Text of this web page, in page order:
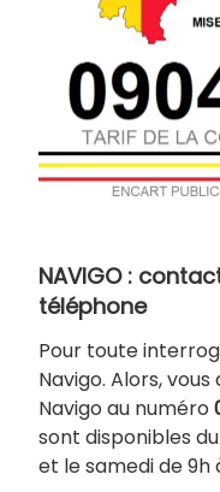
NAVIGO :
téléphone
Pour toute
Navigo. Alors,
Navigo au numéro
sont disponibles
et le samedi de 9h